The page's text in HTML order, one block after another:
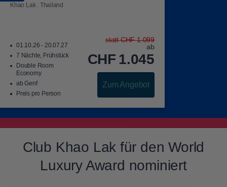
Khao Lak . Thailand
01.10.26 - 20.07.27
7 Nächte, Frühstück
Double Room
Economy
ab Genf
Preis pro Person
statt CHF 1.099
ab
CHF 1.045
Zum Angebot
Club Khao Lak für den World
Luxury Award nominiert